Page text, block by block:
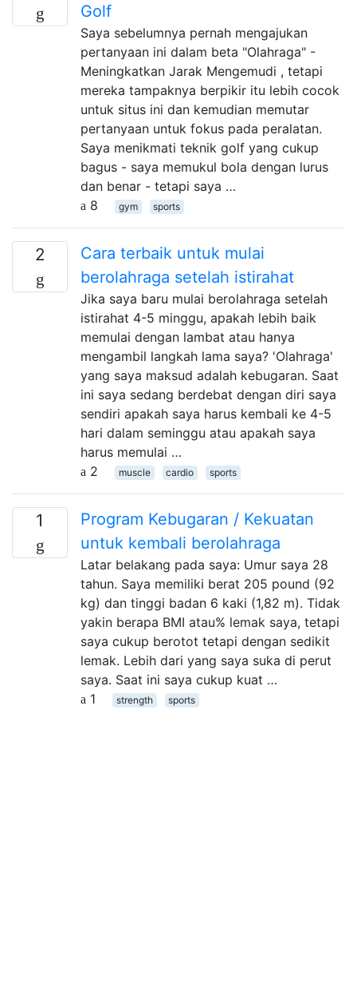
Golf
Saya sebelumnya pernah mengajukan
pertanyaan ini dalam beta "Olahraga" -
Meningkatkan Jarak Mengemudi , tetapi
mereka tampaknya berpikir itu lebih cocok
untuk situs ini dan kemudian memutar
pertanyaan untuk fokus pada peralatan.
Saya menikmati teknik golf yang cukup
bagus - saya memukul bola dengan lurus
dan benar - tetapi saya …
8
gym sports
2
Cara terbaik untuk mulai
berolahraga setelah istirahat
Jika saya baru mulai berolahraga setelah
istirahat 4-5 minggu, apakah lebih baik
memulai dengan lambat atau hanya
mengambil langkah lama saya? 'Olahraga'
yang saya maksud adalah kebugaran. Saat
ini saya sedang berdebat dengan diri saya
sendiri apakah saya harus kembali ke 4-5
hari dalam seminggu atau apakah saya
harus memulai …
2
muscle cardio sports
1
Program Kebugaran / Kekuatan
untuk kembali berolahraga
Latar belakang pada saya: Umur saya 28
tahun. Saya memiliki berat 205 pound (92
kg) dan tinggi badan 6 kaki (1,82 m). Tidak
yakin berapa BMI atau% lemak saya, tetapi
saya cukup berotot tetapi dengan sedikit
lemak. Lebih dari yang saya suka di perut
saya. Saat ini saya cukup kuat …
1
strength sports